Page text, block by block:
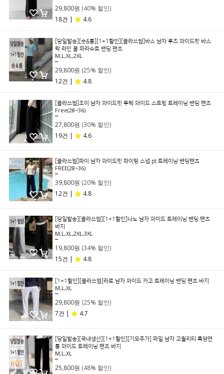
29,800원 (40% 할인)
18건 |
4.6
[당일발송][숏&롱][1+1할인][클라쓰업]바스 남자 루즈 와이드핏 바스
락 라인 쿨 파라슈트 밴딩 팬츠
M,L,XL,2XL
29,800원 (25% 할인)
12건 |
4.8
[클라쓰업]조이 남자 와이드핏 투턱 와이드 스트링 트레이닝 밴딩 팬츠
Free(28~36)
27,800원 (30% 할인)
19건 |
4.6
[클라쓰업]파이 남자 와이드핏 파이핑 스냅 pt 트레이닝 밴딩팬츠
FREE(28~36)
39,800원 (20% 할인)
12건 |
4.8
[당일발송][클라쓰업][1+1할인]나노 남자 와이드 트레이닝 밴딩 팬츠
바지
M,L,XL,2XL,3XL
19,800원 (34% 할인)
15건 |
4.8
[1+1할인][클라쓰업]라로 남자 와이드 카고 트레이닝 밴딩 팬츠 바지
M,L,XL
29,800원 (25% 할인)
7건 |
4.7
[당일발송][국내생산][1+1할인][기모추가] 파일 남자 고퀄리티 특양면
롱 와이드 트레이닝 팬츠 바지
M,L,XL
25,800원 (48% 할인)